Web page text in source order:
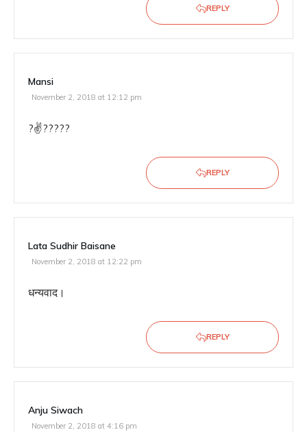
REPLY
Mansi
November 2, 2018 at 12:12 pm
?✌️?????
REPLY
Lata Sudhir Baisane
November 2, 2018 at 12:22 pm
धन्यवाद।
REPLY
Anju Siwach
November 2, 2018 at 4:16 pm